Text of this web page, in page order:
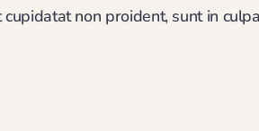
non proident, sunt in